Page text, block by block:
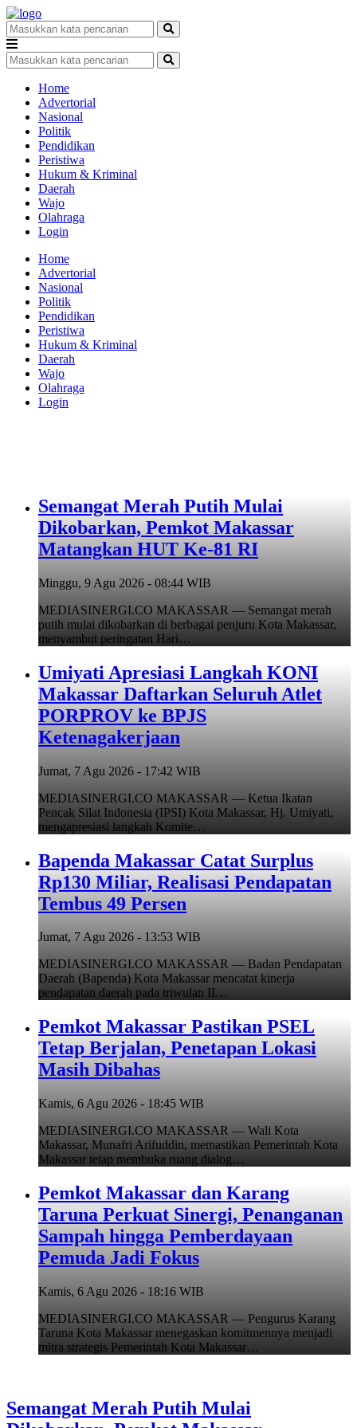
Home
Advertorial
Nasional
Politik
Pendidikan
Peristiwa
Hukum & Kriminal
Daerah
Wajo
Olahraga
Login
Home
Advertorial
Nasional
Politik
Pendidikan
Peristiwa
Hukum & Kriminal
Daerah
Wajo
Olahraga
Login
Semangat Merah Putih Mulai
Dikobarkan, Pemkot Makassar
Matangkan HUT Ke-81 RI
Minggu, 9 Agu 2026 - 08:44 WIB
MEDIASINERGI.CO MAKASSAR — Semangat merah
putih mulai dikobarkan di berbagai penjuru Kota Makassar,
menyambut peringatan Hari…
Umiyati Apresiasi Langkah KONI
Makassar Daftarkan Seluruh Atlet
PORPROV ke BPJS
Ketenagakerjaan
Jumat, 7 Agu 2026 - 17:42 WIB
MEDIASINERGI.CO MAKASSAR — Ketua Ikatan
Pencak Silat Indonesia (IPSI) Kota Makassar, Hj. Umiyati,
mengapresiasi langkah Komite…
Bapenda Makassar Catat Surplus
Rp130 Miliar, Realisasi Pendapatan
Tembus 49 Persen
Jumat, 7 Agu 2026 - 13:53 WIB
MEDIASINERGI.CO MAKASSAR — Badan Pendapatan
Daerah (Bapenda) Kota Makassar mencatat kinerja
pendapatan daerah pada triwulan II…
Pemkot Makassar Pastikan PSEL
Tetap Berjalan, Penetapan Lokasi
Masih Dibahas
Kamis, 6 Agu 2026 - 18:45 WIB
MEDIASINERGI.CO MAKASSAR — Wali Kota
Makassar, Munafri Arifuddin, memastikan Pemerintah Kota
Makassar tetap membuka ruang dialog…
Pemkot Makassar dan Karang
Taruna Perkuat Sinergi, Penanganan
Sampah hingga Pemberdayaan
Pemuda Jadi Fokus
Kamis, 6 Agu 2026 - 18:16 WIB
MEDIASINERGI.CO MAKASSAR — Pengurus Karang
Taruna Kota Makassar menegaskan komitmennya menjadi
mitra strategis Pemerintah Kota Makassar…
Semangat Merah Putih Mulai